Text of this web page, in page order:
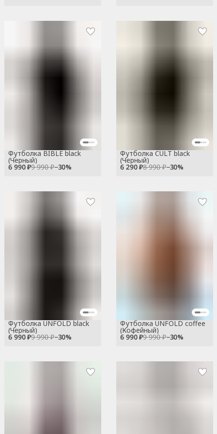
6 990 ₽9 990 ₽−30%
Футболка BIBLE black
(Черный)
6 290 ₽8 990 ₽−30%
Футболка CULT black
(Черный)
6 990 ₽9 990 ₽−30%
Футболка UNFOLD black
(Черный)
6 990 ₽9 990 ₽−30%
Футболка UNFOLD coffee
(Кофейный)